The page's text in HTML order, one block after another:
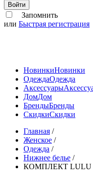
Войти
Запомнить
или Быстрая регистрация
НовинкиНовинки
ОдеждаОдежда
Аксессуары
ДомДом
БрендыБренды
СкидкиСкидки
Главная /
Женское /
Одежда /
Нижнее белье /
КОМПЛЕКТ LULU